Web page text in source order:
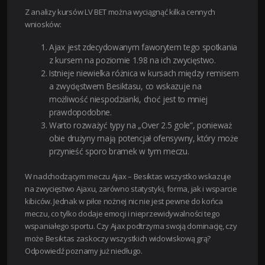
Z analizy kursów LV BET można wyciągnąć kilka cennych
wniosków:
Ajax jest zdecydowanym faworytem tego spotkania
z kursem na poziomie 1.98 na ich zwycięstwo.
Istnieje niewielka różnica w kursach między remisem
a zwycięstwem Besiktasu, co wskazuje na
możliwość niespodzianki, choć jest to mniej
prawdopodobne.
Warto rozważyć typy na „Over 2.5 gole”, ponieważ
obie drużyny mają potencjał ofensywny, który może
przynieść sporo bramek w tym meczu.
W nadchodzącym meczu Ajax – Besiktas wszystko wskazuje
na zwycięstwo Ajaxu, zarówno statystyki, forma, jak i wsparcie
kibiców. Jednak w piłce nożnej nic nie jest pewne do końca
meczu, co tylko dodaje emocji i nieprzewidywalności tego
wspaniałego sportu. Czy Ajax podtrzyma swoją dominację, czy
może Besiktas zaskoczy wszystkich widowiskową grą?
Odpowiedź poznamy już niedługo.